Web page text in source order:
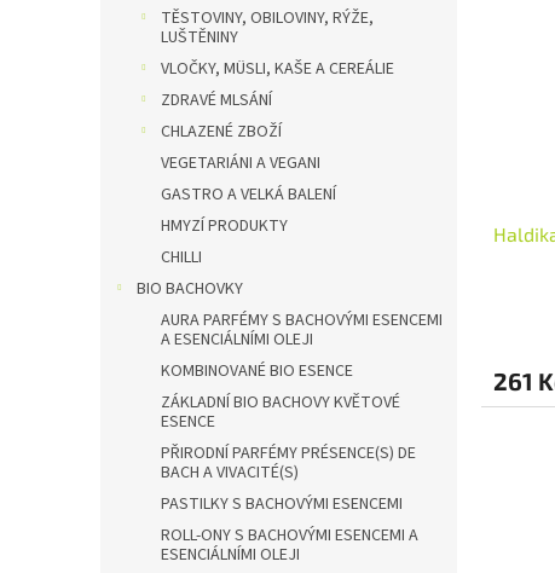
TĚSTOVINY, OBILOVINY, RÝŽE,
LUŠTĚNINY
VLOČKY, MÜSLI, KAŠE A CEREÁLIE
ZDRAVÉ MLSÁNÍ
CHLAZENÉ ZBOŽÍ
VEGETARIÁNI A VEGANI
GASTRO A VELKÁ BALENÍ
HMYZÍ PRODUKTY
CHILLI
BIO BACHOVKY
AURA PARFÉMY S BACHOVÝMI ESENCEMI
A ESENCIÁLNÍMI OLEJI
KOMBINOVANÉ BIO ESENCE
ZÁKLADNÍ BIO BACHOVY KVĚTOVÉ
ESENCE
PŘIRODNÍ PARFÉMY PRÉSENCE(S) DE
BACH A VIVACITÉ(S)
PASTILKY S BACHOVÝMI ESENCEMI
ROLL-ONY S BACHOVÝMI ESENCEMI A
ESENCIÁLNÍMI OLEJI
261